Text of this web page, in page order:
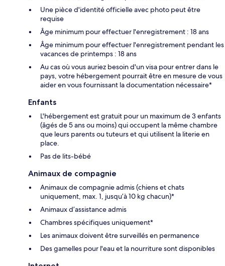
Une pièce d'identité officielle avec photo peut être
requise
Âge minimum pour effectuer l'enregistrement : 18 ans
Âge minimum pour effectuer l'enregistrement pendant les
vacances de printemps : 18 ans
Au cas où vous auriez besoin d'un visa pour entrer dans le
pays, votre hébergement pourrait être en mesure de vous
aider en vous fournissant la documentation nécessaire*
Enfants
L'hébergement est gratuit pour un maximum de 3 enfants
(âgés de 5 ans ou moins) qui occupent la même chambre
que leurs parents ou tuteurs et qui utilisent la literie en
place.
Pas de lits-bébé
Animaux de compagnie
Animaux de compagnie admis (chiens et chats
uniquement, max. 1, jusqu’à 10 kg chacun)*
Animaux d’assistance admis
Chambres spécifiques uniquement*
Les animaux doivent être surveillés en permanence
Des gamelles pour l'eau et la nourriture sont disponibles